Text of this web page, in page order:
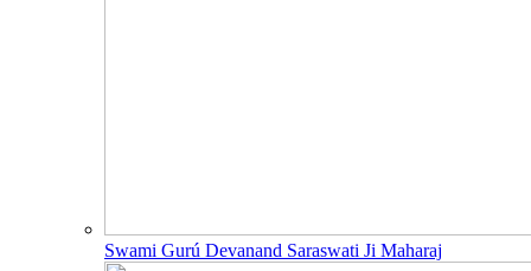
Swami Gurú Devanand Saraswati Ji Maharaj